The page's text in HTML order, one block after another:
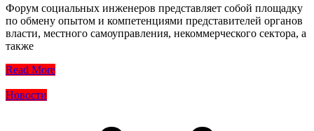
Форум социальных инженеров представляет собой площадку
по обмену опытом и компетенциями представителей органов
власти, местного самоуправления, некоммерческого сектора, а
также
Read More
Новости